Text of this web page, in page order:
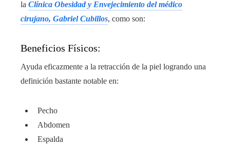
la Clínica Obesidad y Envejecimiento del médico
cirujano, Gabriel Cubillos, como son:
Beneficios Físicos:
Ayuda eficazmente a la retracción de la piel logrando una
definición bastante notable en:
Pecho
Abdomen
Espalda